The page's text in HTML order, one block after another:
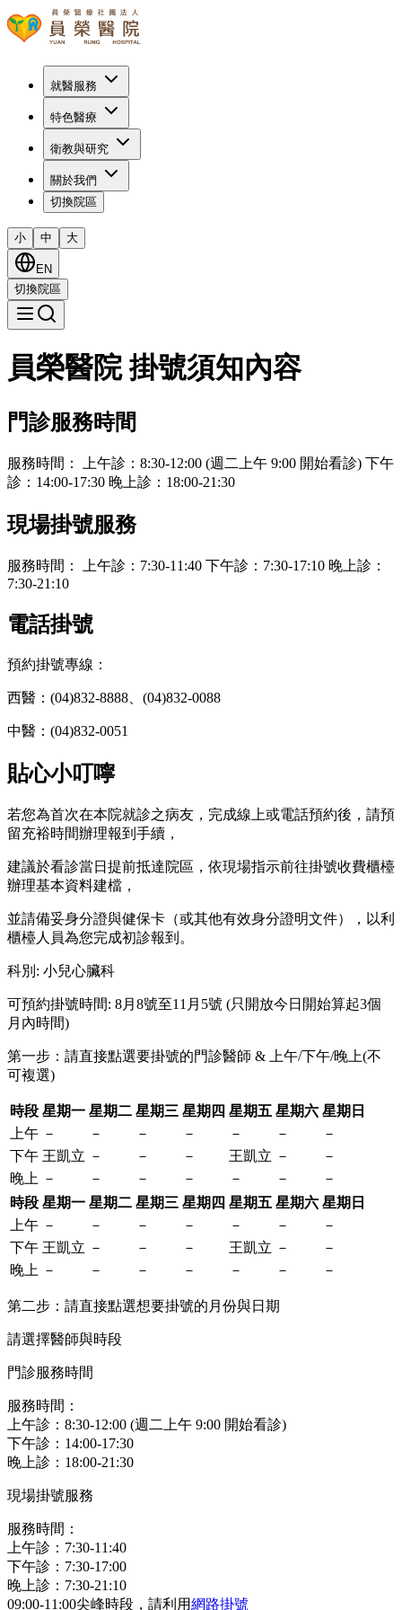
就醫服務
特色醫療
衛教與研究
關於我們
切換院區
小 中 大
EN
切換院區
員榮醫院 掛號須知內容
門診服務時間
服務時間： 上午診：8:30-12:00 (週二上午 9:00 開始看診) 下午
診：14:00-17:30 晚上診：18:00-21:30
現場掛號服務
服務時間： 上午診：7:30-11:40 下午診：7:30-17:10 晚上診：
7:30-21:10
電話掛號
預約掛號專線：
西醫：(04)832-8888、(04)832-0088
中醫：(04)832-0051
貼心小叮嚀
若您為首次在本院就診之病友，完成線上或電話預約後，請預
留充裕時間辦理報到手續，
建議於看診當日提前抵達院區，依現場指示前往掛號收費櫃檯
辦理基本資料建檔，
並請備妥身分證與健保卡（或其他有效身分證明文件），以利
櫃檯人員為您完成初診報到。
科別 : 小兒心臟科
可預約掛號時間: 8月8號至11月5號 (只開放今日開始算起3個
月內時間)
第一步：請直接點選要掛號的門診醫師 & 上午/下午/晚上(不
可複選)
時段 星期一 星期二 星期三 星期四 星期五 星期六 星期日
上午 － － － － － －
－
下午 王凱立 － － － 王凱立 －
－
晚上 － － － － － －
－
時段 星期一 星期二 星期三 星期四 星期五 星期六 星期日
上午 － － － － － －
－
下午 王凱立 － － － 王凱立 －
－
晚上 － － － － － － －
第二步：請直接點選想要掛號的月份與日期
請選擇醫師與時段
門診服務時間
服務時間：
上午診：8:30-12:00 (週二上午 9:00 開始看診)
下午診：14:00-17:30
晚上診：18:00-21:30
現場掛號服務
服務時間：
上午診：7:30-11:40
下午診：7:30-17:00
晚上診：7:30-21:10
09:00-11:00尖峰時段，請利用網路掛號